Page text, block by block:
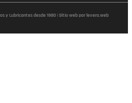
y Lubricantes desde 1980 | Sitio web por levera.web